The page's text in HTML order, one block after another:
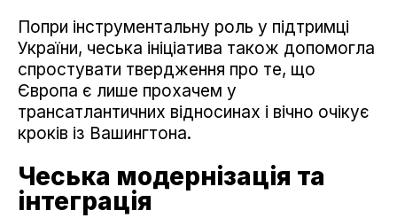
Попри інструментальну роль у підтримці
України, чеська ініціатива також допомогла
спростувати твердження про те, що
Європа є лише прохачем у
трансатлантичних відносинах і вічно очікує
кроків із Вашингтона.
Чеська модернізація та
інтеграція